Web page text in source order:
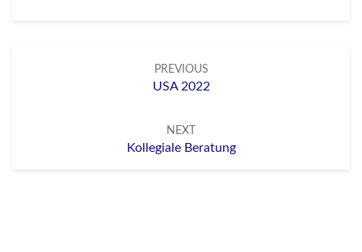
PREVIOUS
USA 2022
NEXT
Kollegiale Beratung